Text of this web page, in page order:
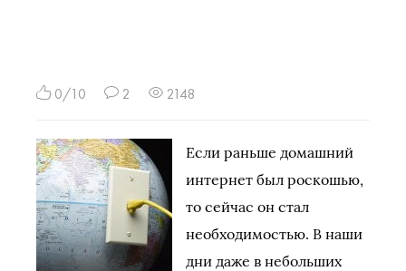
0/10 2 2148
Если раньше домашний
интернет был роскошью,
то сейчас он стал
необходимостью. В наши
дни даже в небольших